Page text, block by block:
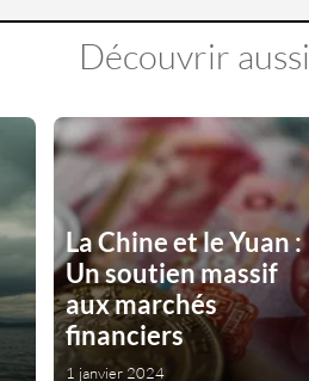
Découvrir aussi
La Chine et le Yuan :
Un soutien massif
aux marchés
financiers
1 janvier 2024